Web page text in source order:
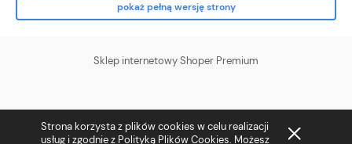
Strona korzysta z plików cookies w celu realizacji
usług i zgodnie z Polityką Plików Cookies. Możesz
pokaż pełną wersję strony
Sklep internetowy Shoper Premium